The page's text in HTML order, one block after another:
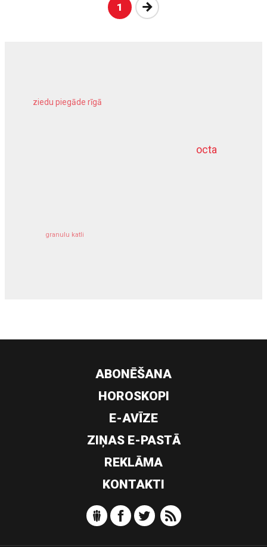
1 Nākošā
octa
ziedu piegāde rīgā
granulu katli
dziļurbums
ABONĒŠANA
HOROSKOPI
E-AVĪZE
ZIŅAS E-PASTĀ
REKLĀMA
KONTAKTI